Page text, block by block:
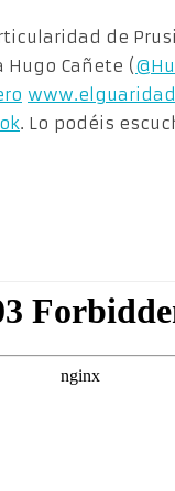
de
Cañete (
. Lo podéis